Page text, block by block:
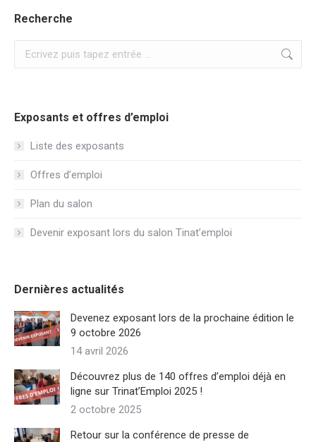
Recherche
Exposants et offres d’emploi
Liste des exposants
Offres d’emploi
Plan du salon
Devenir exposant lors du salon Tinat’emploi
Dernières actualités
Devenez exposant lors de la prochaine édition le
9 octobre 2026
14 avril 2026
Découvrez plus de 140 offres d’emploi déjà en
ligne sur Trinat’Emploi 2025 !
2 octobre 2025
Retour sur la conférence de presse de